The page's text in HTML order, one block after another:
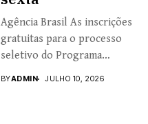
Agência Brasil As inscrições
gratuitas para o processo
seletivo do Programa
BYADMIN JULHO 10, 2026